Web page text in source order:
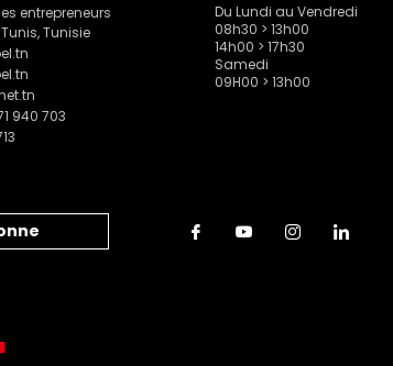
entrepreneurs
Tunisie
940 703
Du Lundi au Vendredi
08h30 > 13h00
14h00 > 17h30
Samedi
09H00 > 13h00